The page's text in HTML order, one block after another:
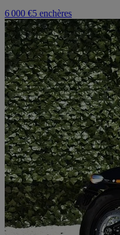
6 000 €5 enchères